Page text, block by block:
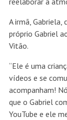
A irmã,
próprio Gabriel
Vitão.
“Ele é uma
vídeos e se
acompanham!
que o Gabriel
YouTube e ele